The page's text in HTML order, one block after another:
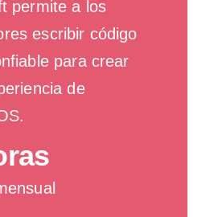
permite a los
escribir código
para crear
de